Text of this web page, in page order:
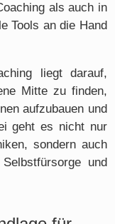
als auch in
Tools an die Hand
liegt darauf,
Mitte zu finden,
aufzubauen und
geht es nicht nur
sondern auch
und